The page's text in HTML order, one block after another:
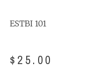
ESTBI 101
$ 25.00